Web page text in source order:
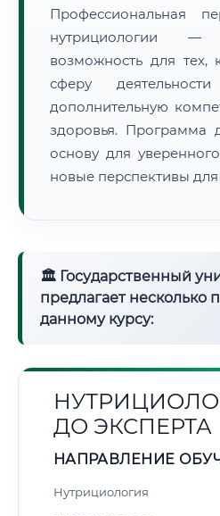
📜 Документы и аккредитация
🔍Нажмите на документ для
Профессиональная
нутрициологии —
возможность для тех,
сферу
дополнительную
здоровья. Программа
основу для
новые перспективы
🏛 Государственный
предлагает несколько
данному курсу:
ДО ЭКСПЕРТА
НАПРАВЛЕНИЕ
Нутрициология